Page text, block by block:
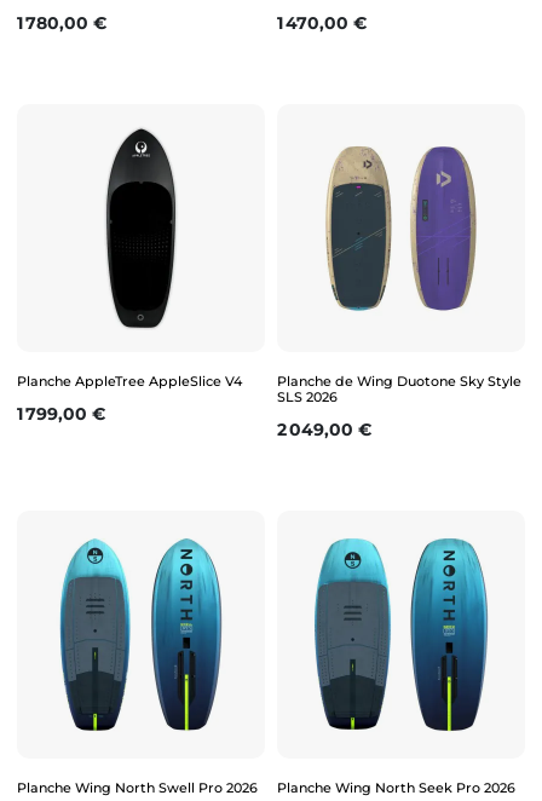
Prix
1 780,00 € Prix
1 470,00 €
Planche AppleTree AppleSlice V4
Prix
1 799,00 €
Planche de Wing Duotone Sky Style
SLS 2026
Prix
2 049,00 €
Planche Wing North Swell Pro 2026 Planche Wing North Seek Pro 2026